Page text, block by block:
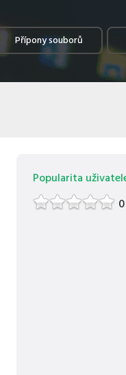
Přípony souborů
Popularita